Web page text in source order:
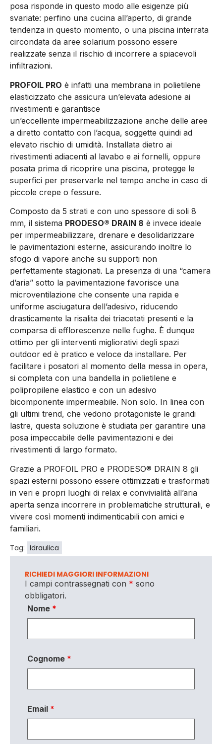
posa risponde in questo modo alle esigenze più
svariate: perfino una cucina all’aperto, di grande
tendenza in questo momento, o una piscina interrata
circondata da aree solarium possono essere
realizzate senza il rischio di incorrere a spiacevoli
infiltrazioni.
PROFOIL PRO è infatti una membrana in polietilene
elasticizzato che assicura un’elevata adesione ai
rivestimenti e garantisce
un’eccellente impermeabilizzazione anche delle aree
a diretto contatto con l’acqua, soggette quindi ad
elevato rischio di umidità. Installata dietro ai
rivestimenti adiacenti al lavabo e ai fornelli, oppure
posata prima di ricoprire una piscina, protegge le
superfici per preservarle nel tempo anche in caso di
piccole crepe o fessure.
Composto da 5 strati e con uno spessore di soli 8
mm, il sistema PRODESO® DRAIN 8 è invece ideale
per impermeabilizzare, drenare e desolidarizzare
le pavimentazioni esterne, assicurando inoltre lo
sfogo di vapore anche su supporti non
perfettamente stagionati. La presenza di una “camera
d’aria” sotto la pavimentazione favorisce una
microventilazione che consente una rapida e
uniforme asciugatura dell’adesivo, riducendo
drasticamente la risalita dei triacetati presenti e la
comparsa di efflorescenze nelle fughe. È dunque
ottimo per gli interventi migliorativi degli spazi
outdoor ed è pratico e veloce da installare. Per
facilitare i posatori al momento della messa in opera,
si completa con una bandella in polietilene e
polipropilene elastico e con un adesivo
bicomponente impermeabile. Non solo. In linea con
gli ultimi trend, che vedono protagoniste le grandi
lastre, questa soluzione è studiata per garantire una
posa impeccabile delle pavimentazioni e dei
rivestimenti di largo formato.
Grazie a PROFOIL PRO e PRODESO® DRAIN 8 gli
spazi esterni possono essere ottimizzati e trasformati
in veri e propri luoghi di relax e convivialità all’aria
aperta senza incorrere in problematiche strutturali, e
vivere così momenti indimenticabili con amici e
familiari.
Tag: Idraulica
RICHIEDI MAGGIORI INFORMAZIONI
I campi contrassegnati con * sono
obbligatori.
Nome *
Cognome *
Email *